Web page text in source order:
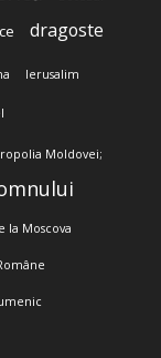
dragoste
Ierusalim
Moldovei;
la Moscova